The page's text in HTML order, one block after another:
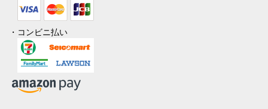
・コンビニ払い